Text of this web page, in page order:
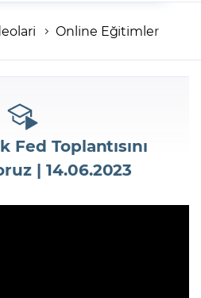
Online Eğitimler
Fed Toplantısını
| 14.06.2023